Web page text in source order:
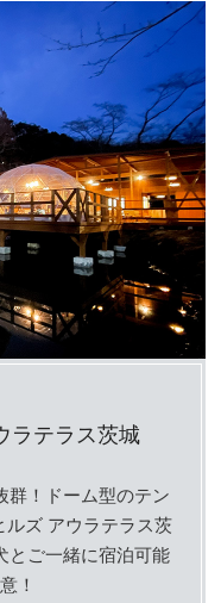
ラテラス茨城
群！ドーム型のテン
ルズ アウラテラス茨
とご一緒に宿泊可能
！